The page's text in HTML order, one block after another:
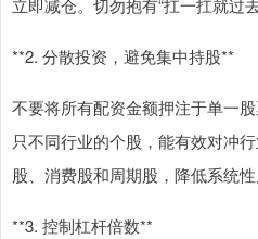
立即减仓。切勿抱有“扛一扛就过
**2. 分散投资，避免集中持股**
不要将所有配资金额押注于单一
只不同行业的个股，能有效对冲
股、消费股和周期股，降低系统性
**3. 控制杠杆倍数**